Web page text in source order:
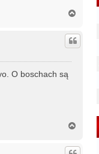
g
r
O boschach są
g